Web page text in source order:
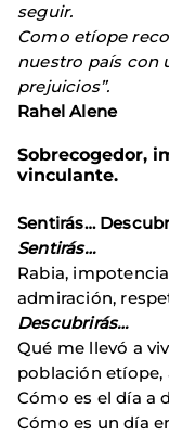
seguir.
Como etíope
nuestro país con
prejuicios”.
Rahel Alene
Sobrecogedor,
vinculante.
Sentirás…
Sentirás…
Rabia,
admiración,
Descubrirás…
Qué me llevó a
población etíope,
Cómo es el día a
Cómo es un día